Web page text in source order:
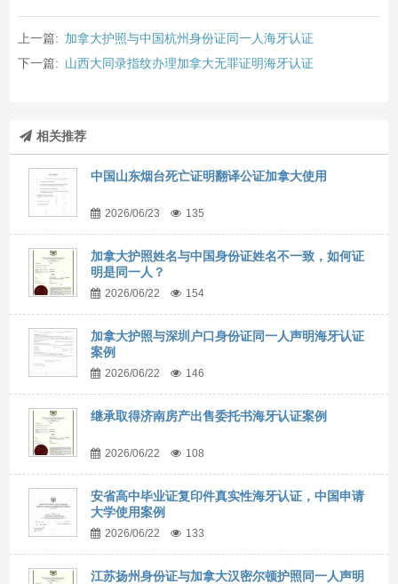
上一篇: 加拿大护照与中国杭州身份证同一人海牙认证
下一篇: 山西大同录指纹办理加拿大无罪证明海牙认证
相关推荐
中国山东烟台死亡证明翻译公证加拿大使用
2026/06/23 135
加拿大护照姓名与中国身份证姓名不一致，如何证
明是同一人？
2026/06/22 154
加拿大护照与深圳户口身份证同一人声明海牙认证
案例
2026/06/22 146
继承取得济南房产出售委托书海牙认证案例
2026/06/22 108
安省高中毕业证复印件真实性海牙认证，中国申请
大学使用案例
2026/06/22 133
江苏扬州身份证与加拿大汉密尔顿护照同一人声明